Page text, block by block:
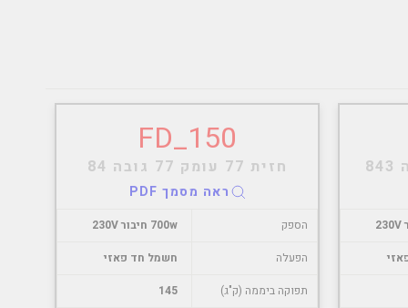
FD_150
חזית 77 עומק 77 גובה 84
ראה מסמך PDF
הספק
700w חיבור 230V
הפעלה
חשמל חד פאזי
תפוקה ביממה (ק"ג)
145